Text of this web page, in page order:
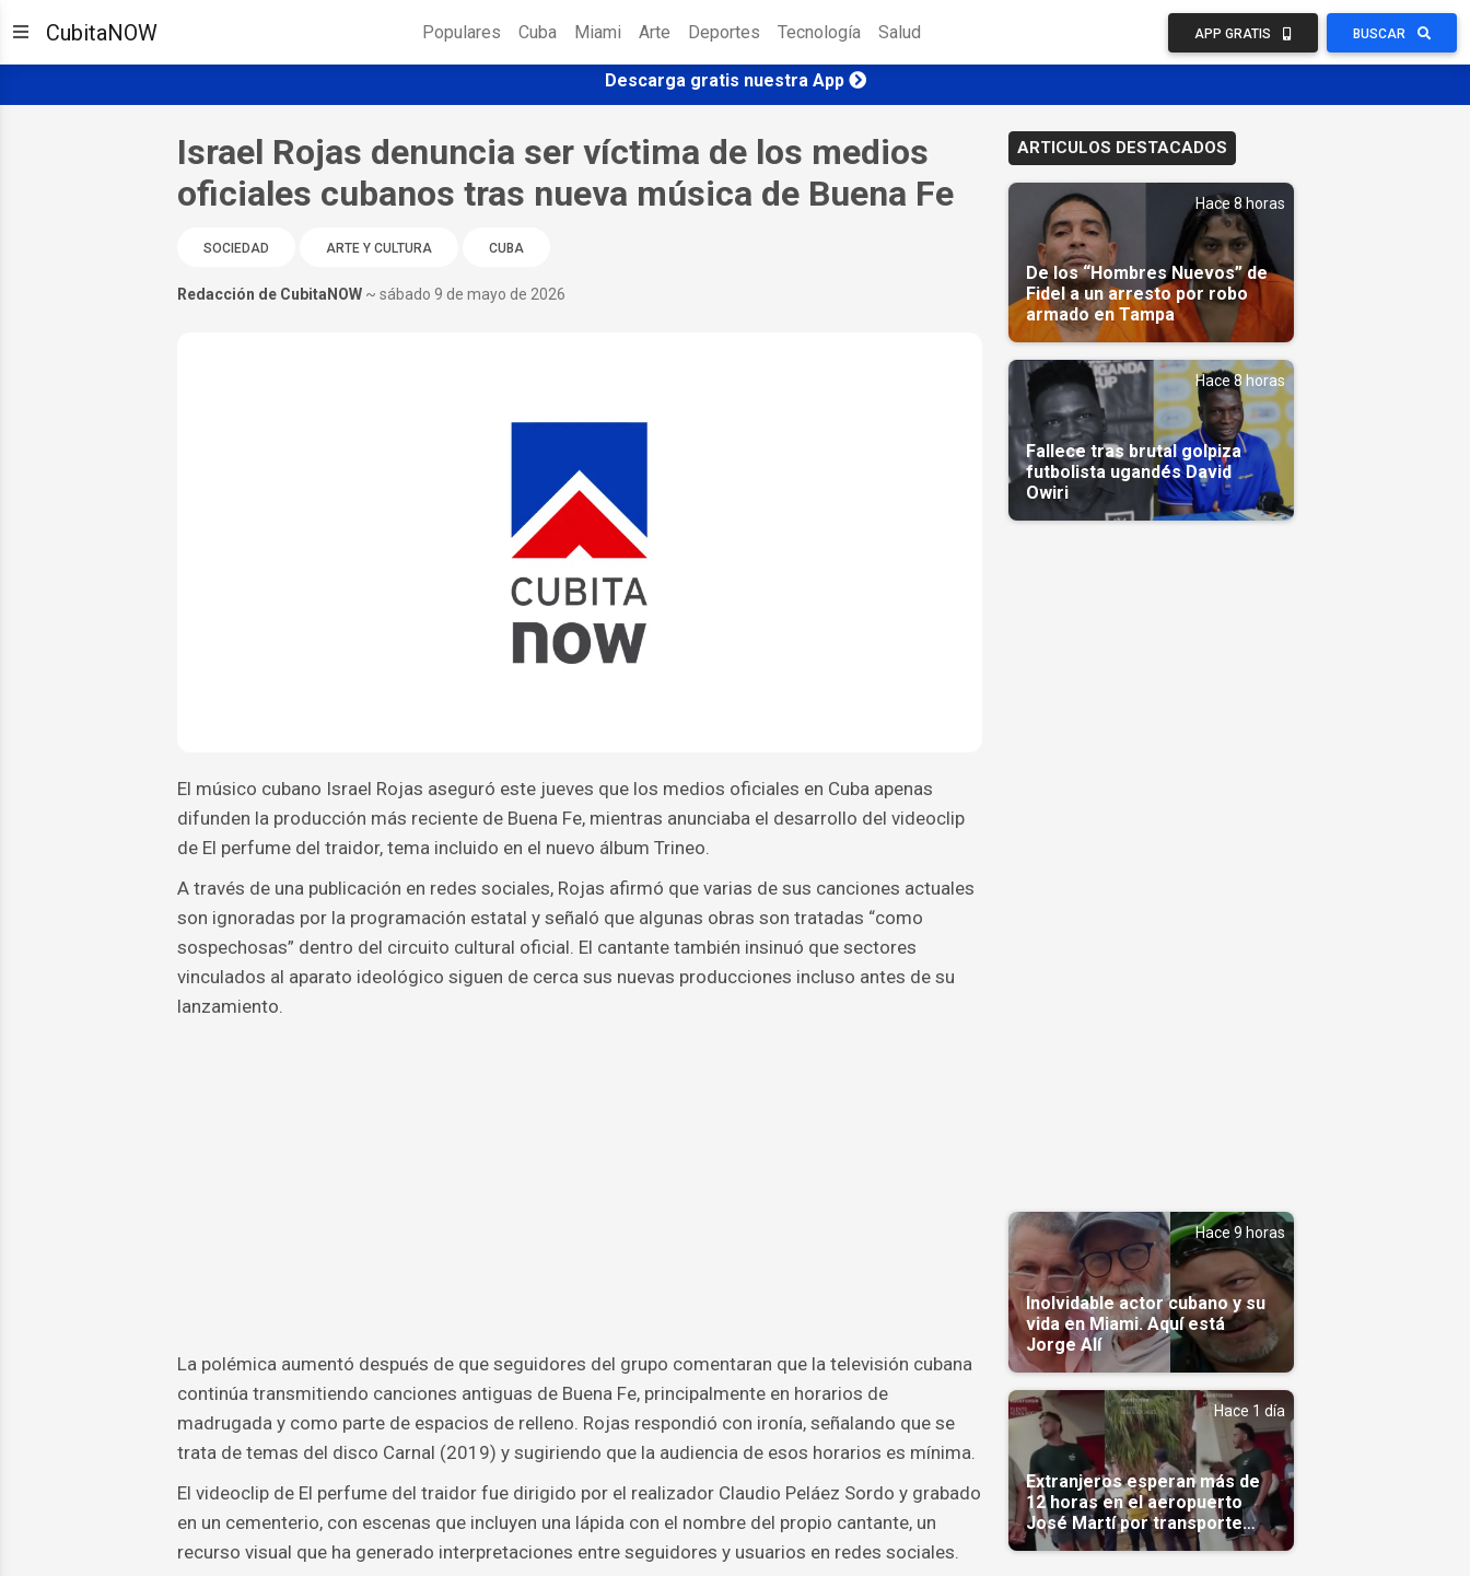
CubitaNOW Populares Cuba Miami Arte Deportes Tecnología Salud APP GRATIS BUSCAR
Descarga gratis nuestra App
Israel Rojas denuncia ser víctima de los medios
oficiales cubanos tras nueva música de Buena Fe
SOCIEDAD ARTE Y CULTURA CUBA
Redacción de CubitaNOW ~ sábado 9 de mayo de 2026
El músico cubano Israel Rojas aseguró este jueves que los medios oficiales en Cuba apenas
difunden la producción más reciente de Buena Fe, mientras anunciaba el desarrollo del videoclip
de El perfume del traidor, tema incluido en el nuevo álbum Trineo.
A través de una publicación en redes sociales, Rojas afirmó que varias de sus canciones actuales
son ignoradas por la programación estatal y señaló que algunas obras son tratadas “como
sospechosas” dentro del circuito cultural oficial. El cantante también insinuó que sectores
vinculados al aparato ideológico siguen de cerca sus nuevas producciones incluso antes de su
lanzamiento.
La polémica aumentó después de que seguidores del grupo comentaran que la televisión cubana
continúa transmitiendo canciones antiguas de Buena Fe, principalmente en horarios de
madrugada y como parte de espacios de relleno. Rojas respondió con ironía, señalando que se
trata de temas del disco Carnal (2019) y sugiriendo que la audiencia de esos horarios es mínima.
El videoclip de El perfume del traidor fue dirigido por el realizador Claudio Peláez Sordo y grabado
en un cementerio, con escenas que incluyen una lápida con el nombre del propio cantante, un
recurso visual que ha generado interpretaciones entre seguidores y usuarios en redes sociales.
ARTICULOS DESTACADOS
Hace 8 horas
De los “Hombres Nuevos” de
Fidel a un arresto por robo
armado en Tampa
Hace 8 horas
Fallece tras brutal golpiza
futbolista ugandés David
Owiri
Hace 9 horas
Inolvidable actor cubano y su
vida en Miami. Aquí está
Jorge Alí
Hace 1 día
Extranjeros esperan más de
12 horas en el aeropuerto
José Martí por transporte
reservado semanas